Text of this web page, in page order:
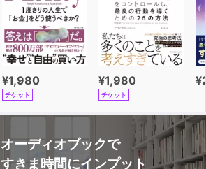
¥1,980
チケット
¥1,980
チケット
オーディオブックで
すきま時間にインプット